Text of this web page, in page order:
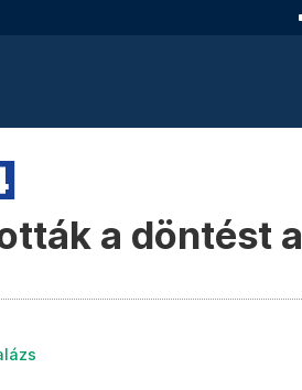
a döntést